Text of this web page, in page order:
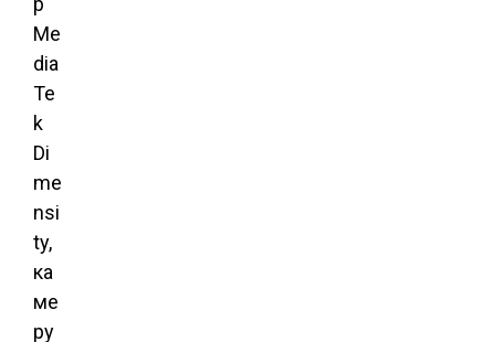
Me
dia
Te
k
Di
me
nsi
ty,
ка
ме
ру